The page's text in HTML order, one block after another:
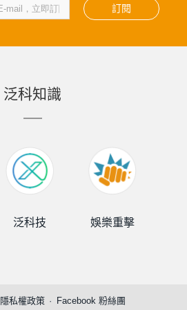
訂閱
泛科知識
泛科技 娛樂重擊
隱私權政策 Facebook 粉絲團